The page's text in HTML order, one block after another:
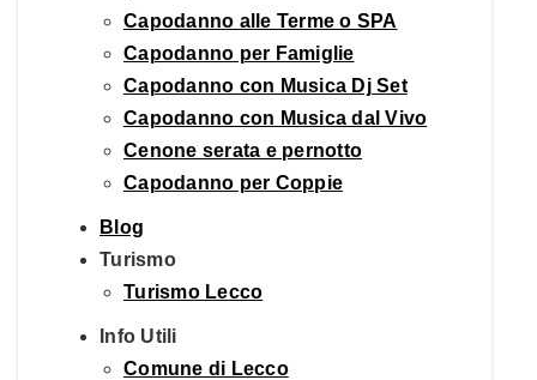
Capodanno alle Terme o SPA
Capodanno per Famiglie
Capodanno con Musica Dj Set
Capodanno con Musica dal Vivo
Cenone serata e pernotto
Capodanno per Coppie
Blog
Turismo
Turismo Lecco
Info Utili
Comune di Lecco